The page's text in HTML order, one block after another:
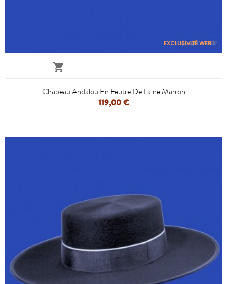
EXCLUSIVITÉ WEB !

Chapeau Andalou En Feutre De Laine Marron
119,00 €